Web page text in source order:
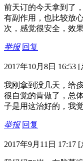
前天订的今天拿到了
有副作用，也比较放
次，感觉很安全，效
举报 回复
2017年10月8日 16:53 [
我刚拿到没几天，给
很自觉的肯做了，总
子是用这治好的，我
举报 回复
2017年9月11日 17:17 [